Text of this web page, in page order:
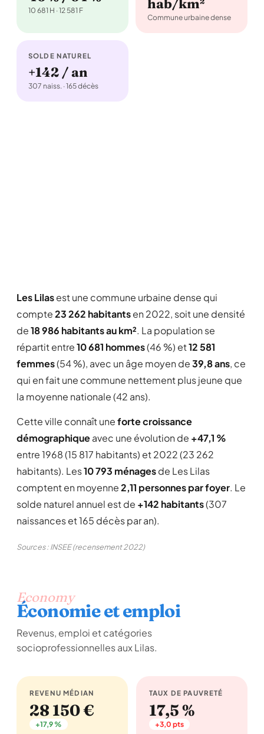
10 681 H · 12 581 F
hab/km²
Commune urbaine dense
SOLDE NATUREL
+142 / an
307 naiss. · 165 décès
Les Lilasest une commune urbaine dense qui
compte23 262 habitantsen 2022, soit une densité
de18 986 habitants au km². La population se
répartit entre10 681 hommes(46 %) et12 581
femmes(54 %), avec un âge moyen de39,8 ans, ce
qui en fait une commune nettement plus jeune que
la moyenne nationale (42 ans).
Cette ville connaît uneforte croissance
démographiqueavec une évolution de +47,1 %
entre 1968 (15 817 habitants) et 2022 (23 262
habitants). Les10 793 ménagesde Les Lilas
comptent en moyenne2,11 personnes par foyer. Le
solde naturel annuel est de +142 habitants(307
naissances et 165 décès par an).
Sources : INSEE (recensement 2022)
Economy
Économie et emploi
Revenus, emploi et catégories
socioprofessionnelles aux Lilas.
REVENU MÉDIAN
28 150 €
+17,9 %
TAUX DE PAUVRETÉ
17,5 %
+3,0 pts